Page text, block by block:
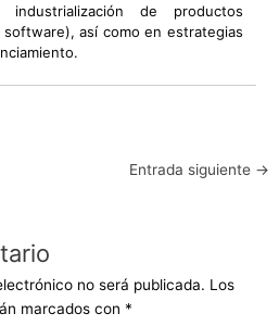
de productos
así como en estrategias
Entrada siguiente →
no será publicada. Los
marcados con *